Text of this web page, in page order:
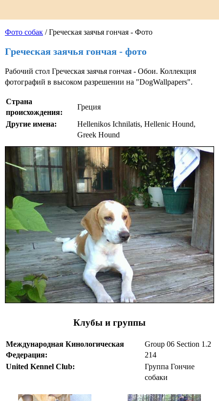
Фото собак / Греческая заячья гончая - Фото
Греческая заячья гончая - фото
Рабочий стол Греческая заячья гончая - Обои. Коллекция
фотографий в высоком разрешении на "DogWallpapers".
Страна
происхождения:
Греция
Другие имена:
Hellenikos Ichnilatis, Hellenic Hound,
Greek Hound
Клубы и группы
Международная Кинологическая
Федерация:
Group 06 Section 1.2
214
United Kennel Club:
Группа Гончие
собаки